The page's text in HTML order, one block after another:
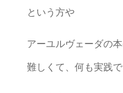
という方や
アーユルヴェーダの
難しくて、何も実践で